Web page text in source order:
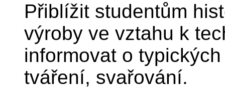
Přiblížit studentům
výroby ve vztahu k
informovat o
tváření, svařování.